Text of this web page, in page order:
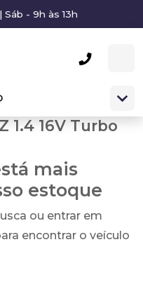
Sáb - 9h às 13h
1.4 16V Turbo
mais
estoque
ou entrar em
encontrar o veículo